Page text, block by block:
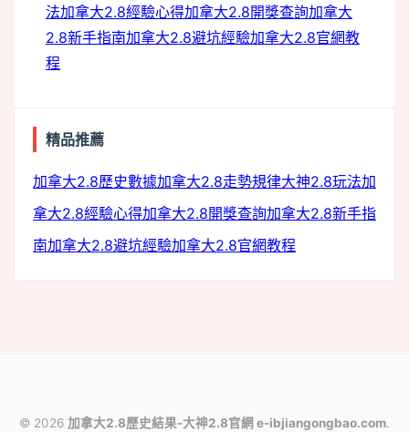
法加拿大2.8經驗心得加拿大2.8開獎查詢加拿大
2.8新手指南加拿大2.8避坑經驗加拿大2.8官網教
程
精品推薦
c
加拿大2.8歷史數據加拿大2.8走勢規律大神2.8玩法加
拿大2.8經驗心得加拿大2.8開獎查詢加拿大2.8新手指
南加拿大2.8避坑經驗加拿大2.8官網教程
© 2026 加拿大2.8歷史結果-大神2.8官網 e-ibjiangongbao.com.